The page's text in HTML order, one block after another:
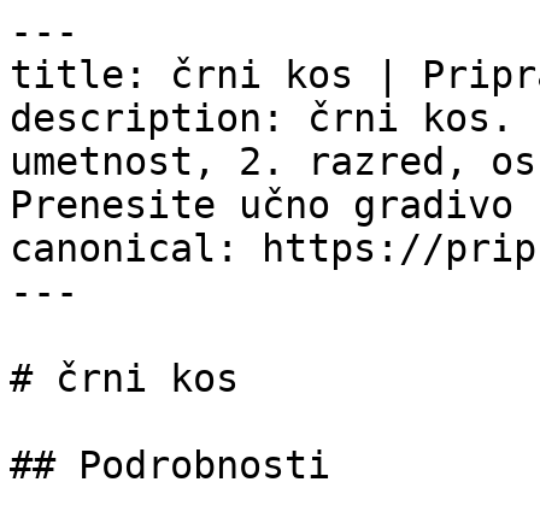
---
title: črni kos |
description: črni kos.
umetnost, 2. razred,
Prenesite učno
canonical: https://
---
# črni kos
## Podrobnosti